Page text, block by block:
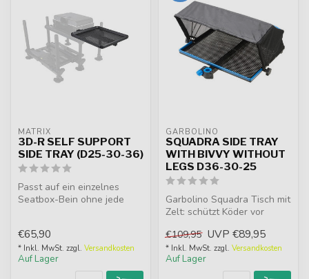
MATRIX
3D-R SELF SUPPORT
SIDE TRAY (D25-30-36)
Passt auf ein einzelnes
Seatbox-Bein ohne jede
€65,90
* Inkl. MwSt. zzgl. Versandkosten
Auf Lager
GARBOLINO
SQUADRA SIDE TRAY
WITH BIVVY WITHOUT
LEGS D36-30-25
Garbolino Squadra Tisch mit
Zelt: schützt Köder vor
ko...
€109,95 UVP €89,95
* Inkl. MwSt. zzgl. Versandkosten
Auf Lager